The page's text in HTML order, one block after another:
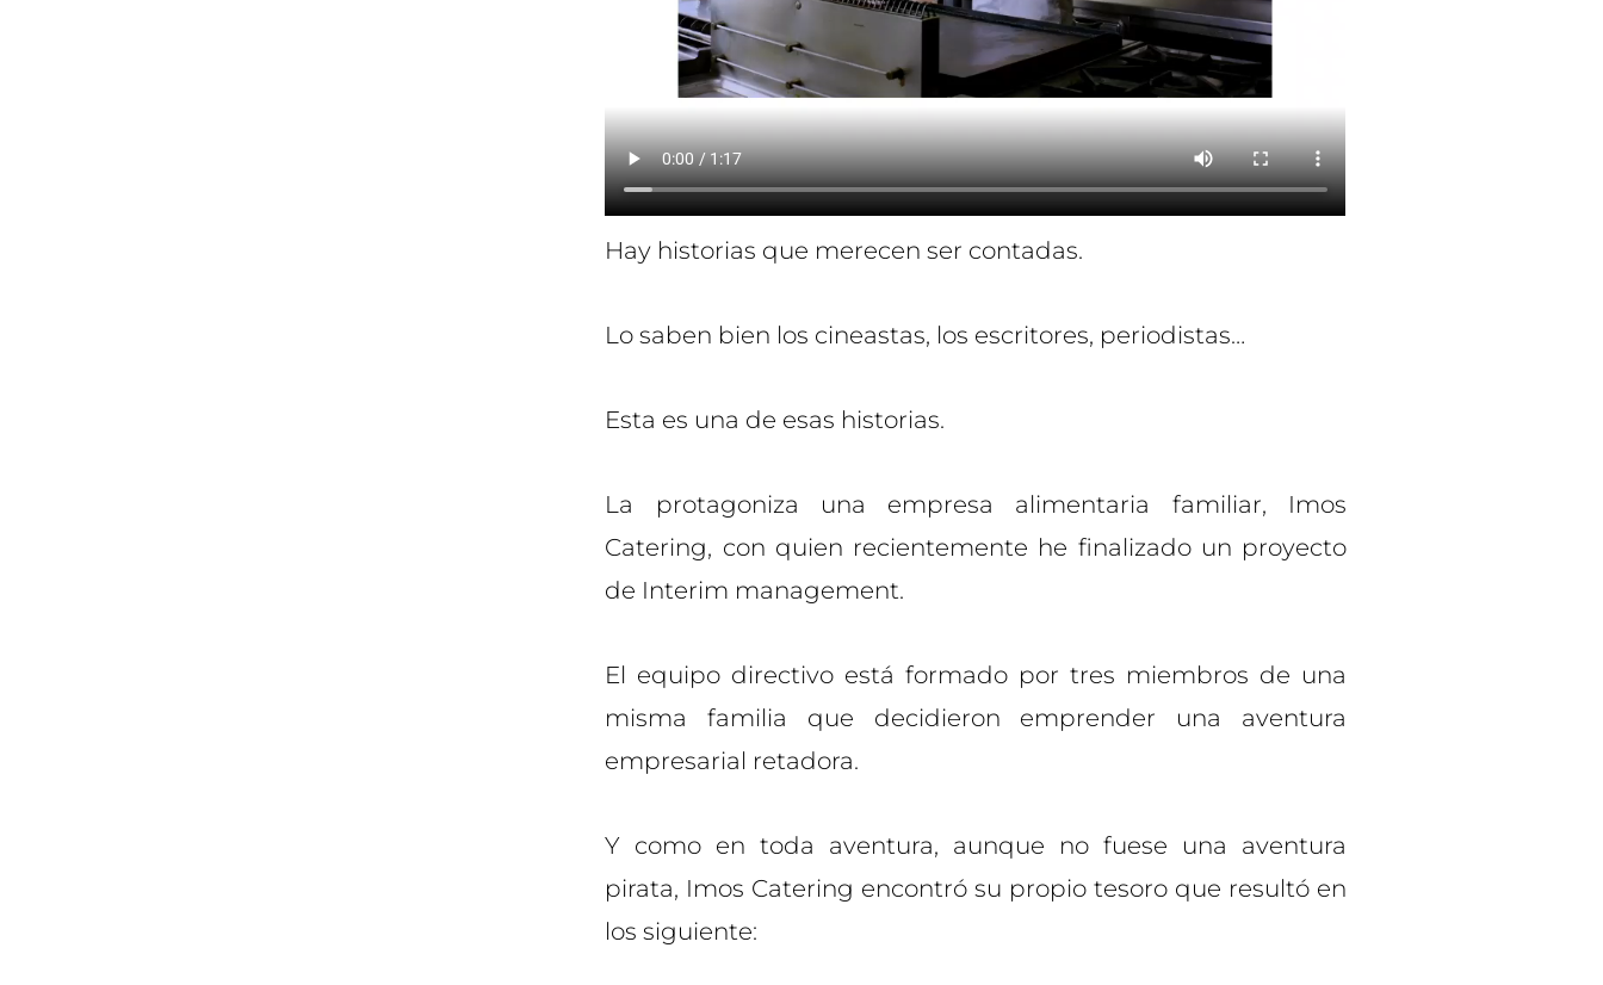
Hay historias que merecen ser contadas.
Lo saben bien los cineastas, los escritores, periodistas…
Esta es una de esas historias.
La protagoniza una empresa alimentaria familiar, Imos
Catering, con quien recientemente he finalizado un proyecto
de Interim management.
El equipo directivo está formado por tres miembros de una
misma familia que decidieron emprender una aventura
empresarial retadora.
Y como en toda aventura, aunque no fuese una aventura
pirata, Imos Catering encontró su propio tesoro que resultó en
los siguiente: